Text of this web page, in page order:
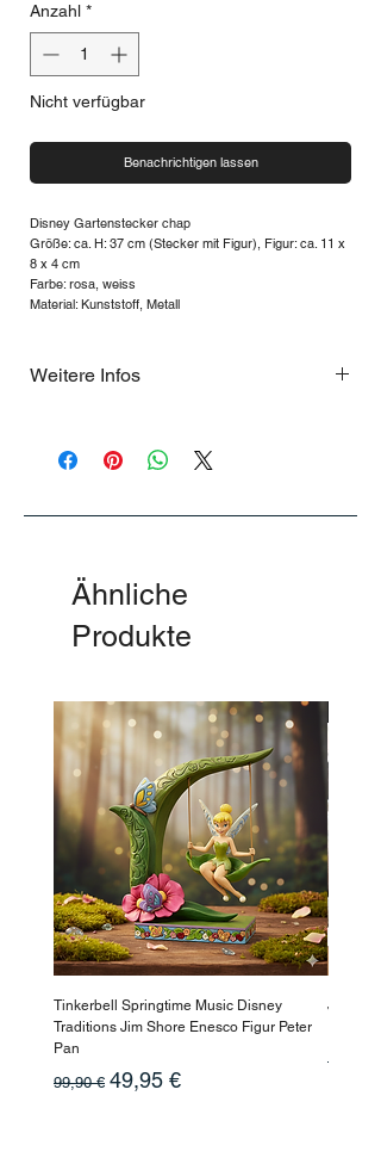
Anzahl *
Nicht verfügbar
Benachrichtigen lassen
Disney Gartenstecker chap
Größe: ca. H: 37 cm (Stecker mit Figur), Figur: ca. 11 x
8 x 4 cm
Farbe: rosa, weiss
Material: Kunststoff, Metall
Weitere Infos
bewegungsaktivierte Laserschwert-
Druckknopf (nur in Englisch).
Beweglich und vielseitig: Mit 13 Gelenken
Bereit zum Spielen: Batterien sind bereits
Vader nicht nur eine beeindruckende
Actionfigur, sondern auch ein Highlight
jeder Star Wars Sammlung.
Schließ
Ähnliche
Produkte
Tinkerbell Springtime Music Disney
Traditions Jim Shore Enesco Figur Peter
Pan
Standardpreis
99,90 € Sale-Preis
49,95 €
Jasmin
199,90 €